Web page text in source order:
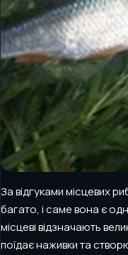
За відгуками місцевих
багато, і саме вона є
місцеві відзначають
поїдає наживки та